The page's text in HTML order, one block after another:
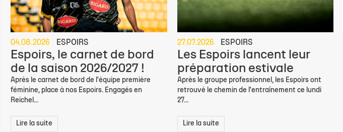
04.08.2026 ESPOIRS
Espoirs, le carnet de bord
de la saison 2026/2027 !
Après le carnet de bord de l'équipe première
féminine, place à nos Espoirs. Engagés en
Reichel...
Lire la suite
27.07.2026 ESPOIRS
Les Espoirs lancent leur
préparation estivale
Après le groupe professionnel, les Espoirs ont
retrouvé le chemin de l'entraînement ce lundi
27...
Lire la suite